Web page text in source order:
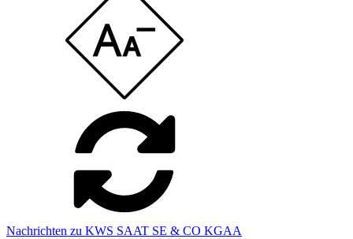
Nachrichten zu KWS SAAT SE & CO KGAA